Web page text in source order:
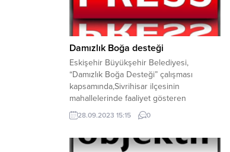
Damızlık Boğa desteği
Eskişehir Büyükşehir Belediyesi,
“Damızlık Boğa Desteği” çalışması
kapsamında,Sivrihisar ilçesinin
mahallelerinde faaliyet gösteren
üreticilerden gelen talepler üzerine
3adet simental ırk damızlık boğa
koşullar, üretimdeki zorluklar ve girdi
28.09.2023 15:15 0